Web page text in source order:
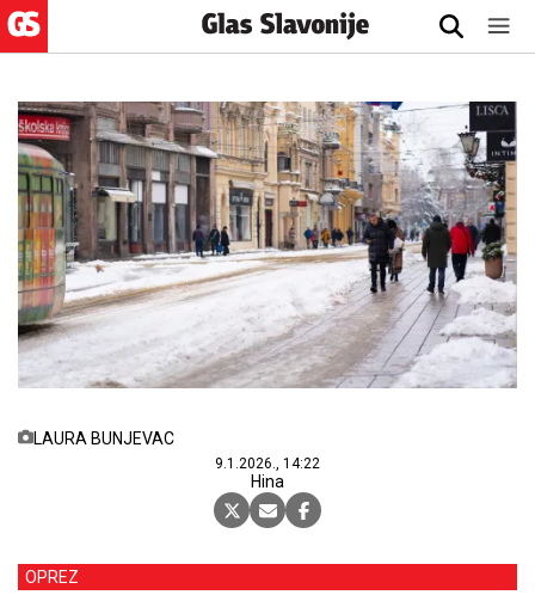
LAURA BUNJEVAC
9.1.2026., 14:22
Hina
OPREZ